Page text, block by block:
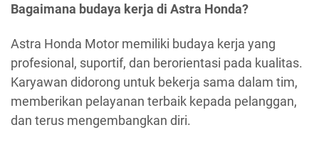
Bagaimana budaya kerja di Astra Honda?
Astra Honda Motor memiliki budaya kerja yang
profesional, suportif, dan berorientasi pada kualitas.
Karyawan didorong untuk bekerja sama dalam tim,
memberikan pelayanan terbaik kepada pelanggan,
dan terus mengembangkan diri.